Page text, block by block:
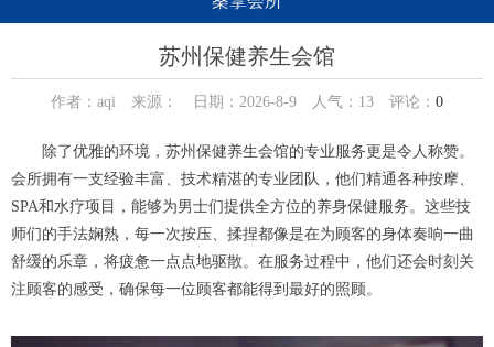
苏州保健养生会馆
作者：aqi 来源： 日期：2026-8-9 人气： 13 评论： 0
除了优雅的环境，苏州保健养生会馆的专业服务更是令人称赞。
会所拥有一支经验丰富、技术精湛的专业团队，他们精通各种按摩、
SPA和水疗项目，能够为男士们提供全方位的养身保健服务。这些技
师们的手法娴熟，每一次按压、揉捏都像是在为顾客的身体奏响一曲
舒缓的乐章，将疲惫一点点地驱散。在服务过程中，他们还会时刻关
注顾客的感受，确保每一位顾客都能得到最好的照顾。